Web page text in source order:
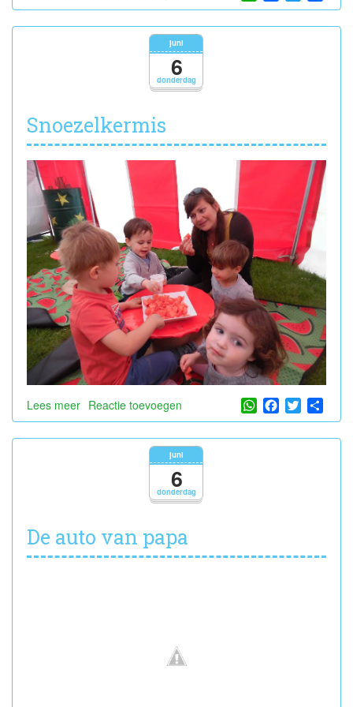
Schoolreis
Jungle
donderdag
juni
6
Snoezelkermis
Lees meer over
Snoezelkermis
Reactie toevoegen WhatsApp
Facebook
Twitter
donderdag
juni
6
De auto van papa